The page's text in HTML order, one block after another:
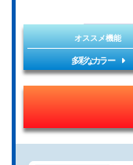
オススメ機能
多彩なカラー